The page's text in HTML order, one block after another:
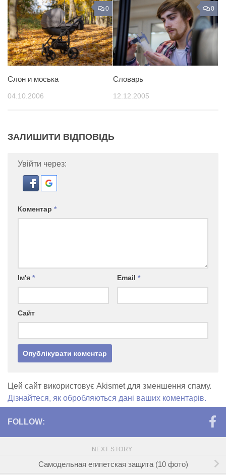
0
Слон и моська
04.10.2006
0
Словарь
12.12.2005
ЗАЛИШИТИ ВІДПОВІДЬ
Увійти через:
Коментар *
Ім'я * Email *
Сайт
Цей сайт використовує Akismet для зменшення спаму.
Дізнайтеся, як обробляються дані ваших коментарів.
FOLLOW:
NEXT STORY
Самодельная египетская защита (10 фото)